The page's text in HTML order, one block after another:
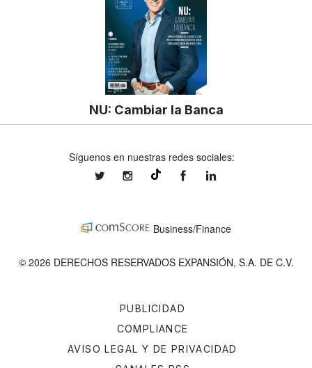
NU: Cambiar la Banca
PUBLICIDAD
COMPLIANCE
AVISO LEGAL Y DE PRIVACIDAD
Síguenos en nuestras redes sociales:
expansionmxexpansionmx ExpansionMex
Business/Finance
© 2026 DERECHOS RESERVADOS EXPANSIÓN, S.A. DE C.V.